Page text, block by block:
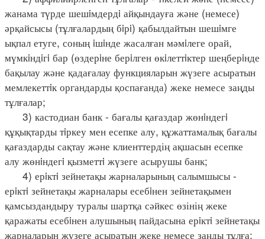
жанама түрде шешiмдердi айқындауға және (немесе)
әрқайсысы (тұлғалардың бiрi) қабылдайтын шешiмге
ықпал етуге, соның iшiнде жасалған мәмiлеге орай,
мүмкiндiгi бар (өздерiне берiлген өкiлеттiктер шеңберiнде
бақылау және қадағалау функцияларын жүзеге асыратын
мемлекеттiк органдарды қоспағанда) жеке немесе заңды
тұлғалар;
3) кастодиан банк - бағалы қағаздар жөнiндегi
құқықтарды тiркеу мен есепке алу, құжаттамалық бағалы
қағаздарды сақтау және клиенттердің ақшасын есепке
алу жөнiндегi қызметтi жүзеге асырушы банк;
4) ерiктi зейнетақы жарналарының салымшысы -
ерiктi зейнетақы жарналары есебiнен зейнетақымен
қамсыздандыру туралы шартқа сәйкес өзінің жеке
қаражаты есебiнен алушының пайдасына ерiктi зейнетақы
жарналарын жүзеге асыратын жеке немесе заңды тұлға;